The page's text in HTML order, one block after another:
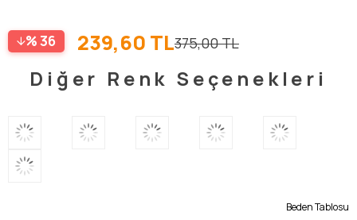
36 375,00 TL
239,60 TL
Diğer Renk Seçenekleri
Beden Tablosu